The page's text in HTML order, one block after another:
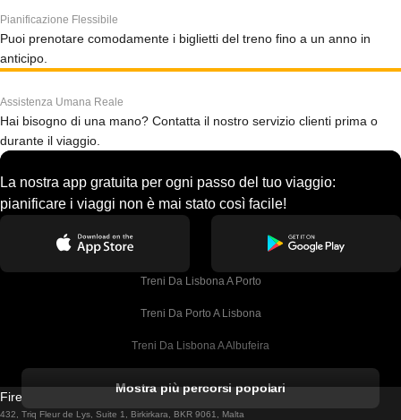
Pianificazione Flessibile
Puoi prenotare comodamente i biglietti del treno fino a un anno in
anticipo.
Assistenza Umana Reale
Hai bisogno di una mano? Contatta il nostro servizio clienti prima o
durante il viaggio.
La nostra app gratuita per ogni passo del tuo viaggio:
pianificare i viaggi non è mai stato così facile!
Treni Da Lisbona A Porto
Treni Da Porto A Lisbona
Treni Da Lisbona A Albufeira
Treni Da Lisbona A Lagos
Mostra più percorsi popolari
Firebird GT Limited (OC 1451)
432, Triq Fleur de Lys, Suite 1, Birkirkara, BKR 9061, Malta